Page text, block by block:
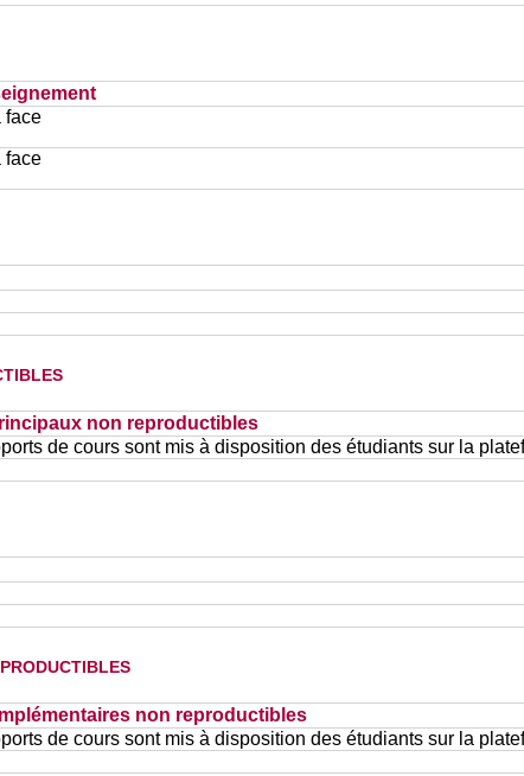
face
face
non reproductibles
de cours sont mis à disposition des étudiants sur la
non reproductibles
de cours sont mis à disposition des étudiants sur la